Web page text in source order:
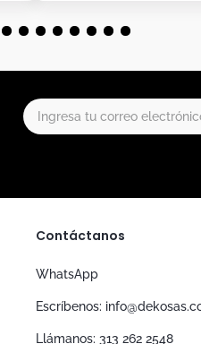
Contáctanos
WhatsApp
Escríbenos:
Llámanos: 313 262 2548